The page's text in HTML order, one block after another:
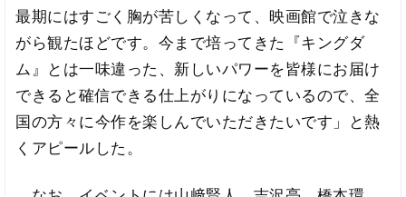
最期にはすごく胸が苦しくなって、映画館で泣きな
がら観たほどです。今まで培ってきた『キングダ
ム』とは一味違った、新しいパワーを皆様にお届け
できると確信できる仕上がりになっているので、全
国の方々に今作を楽しんでいただきたいです」と熱
くアピールした。